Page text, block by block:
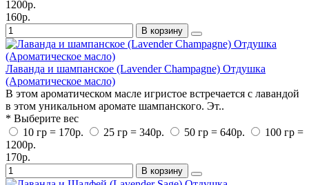
1200р.
160р.
В корзину
Лаванда и шампанское (Lavender Champagne) Отдушка
(Ароматическое масло)
В этом ароматическом масле игристое встречается с лавандой
в этом уникальном аромате шампанского. Эт..
* Выберите вес
10 гр = 170р.
25 гр = 340р. 50 гр = 640р.
100 гр =
1200р.
170р.
В корзину